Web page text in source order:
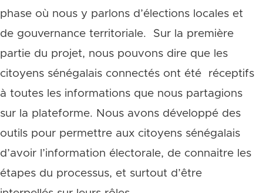
phase où nous y parlons d’élections locales et
de gouvernance territoriale. Sur la première
partie du projet, nous pouvons dire que les
citoyens sénégalais connectés ont été réceptifs
à toutes les informations que nous partagions
sur la plateforme. Nous avons développé des
outils pour permettre aux citoyens sénégalais
d’avoir l’information électorale, de connaitre les
étapes du processus, et surtout d’être